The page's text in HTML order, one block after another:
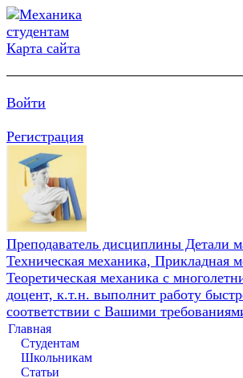
Карта сайта
Войти
Регистрация
Преподаватель дисциплины Детали
Техническая механика, Прикладная
Теоретическая механика с
доцент, к.т.н. выполнит работу
соответствии с Вашими
Главная
Студентам
Школьникам
Статьи